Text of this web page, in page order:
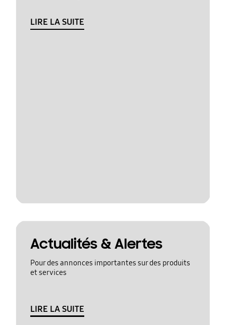
LIRE LA SUITE
Actualités & Alertes
Pour des annonces importantes sur des produits
et services
LIRE LA SUITE